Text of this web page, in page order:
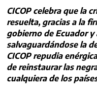
CICOP celebra que la
resuelta, gracias a la
gobierno de Ecuador
salvaguardándose la
CICOP repudia
de reinstaurar las
cualquiera de los